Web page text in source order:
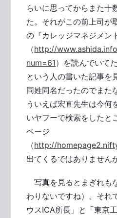
らいに思ってからまた十
た。それがこの前上司が
の『カレッジマネジメン
（http://
num=61）を読んでいて
という人の書いた記事を
同姓同名だったのでまた
ういえば宏直先生は今何
いヤフーで検索をしたと
ページ
（http://
出てくるではありません
写真を見るとまぎれも
わりないですね）。それ
ウスICA所長」と「東京